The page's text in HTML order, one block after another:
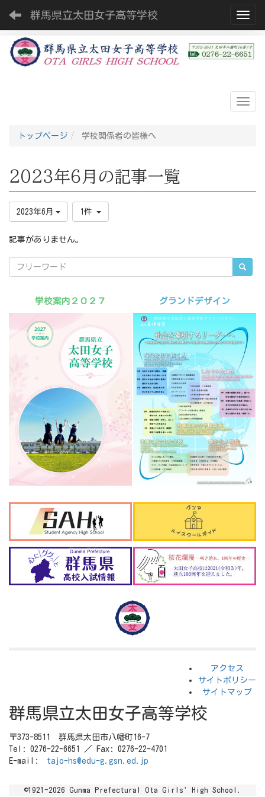
群馬県立太田女子高等学校
トップページ 学校関係者の皆様へ
2023年6月の記事一覧
2023年6月 1件
記事がありません。
学校案内２０２７ グランドデザイン
アクセス
サイトポリシー
サイトマップ
群馬県立太田女子高等学校
〒373-8511 群馬県太田市八幡町16-7
Tel: 0276-22-6651 ／ Fax: 0276-22-4701
E-mail: tajo-hs@edu-g.gsn.ed.jp
©1921-2026 Gunma Prefectural Ota Girls' High School.